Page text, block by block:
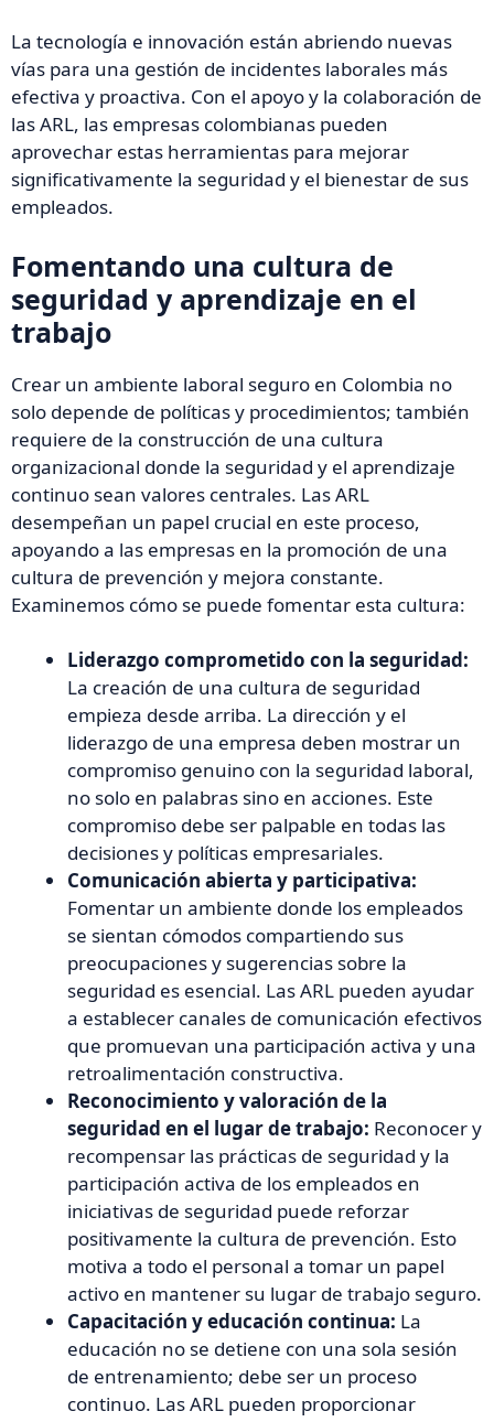
La tecnología e innovación están abriendo nuevas
vías para una gestión de incidentes laborales más
efectiva y proactiva. Con el apoyo y la colaboración de
las ARL, las empresas colombianas pueden
aprovechar estas herramientas para mejorar
significativamente la seguridad y el bienestar de sus
empleados.
Fomentando una cultura de
seguridad y aprendizaje en el
trabajo
Crear un ambiente laboral seguro en Colombia no
solo depende de políticas y procedimientos; también
requiere de la construcción de una cultura
organizacional donde la seguridad y el aprendizaje
continuo sean valores centrales. Las ARL
desempeñan un papel crucial en este proceso,
apoyando a las empresas en la promoción de una
cultura de prevención y mejora constante.
Examinemos cómo se puede fomentar esta cultura:
Liderazgo comprometido con la seguridad:
La creación de una cultura de seguridad
empieza desde arriba. La dirección y el
liderazgo de una empresa deben mostrar un
compromiso genuino con la seguridad laboral,
no solo en palabras sino en acciones. Este
compromiso debe ser palpable en todas las
decisiones y políticas empresariales.
Comunicación abierta y participativa:
Fomentar un ambiente donde los empleados
se sientan cómodos compartiendo sus
preocupaciones y sugerencias sobre la
seguridad es esencial. Las ARL pueden ayudar
a establecer canales de comunicación efectivos
que promuevan una participación activa y una
retroalimentación constructiva.
Reconocimiento y valoración de la
seguridad en el lugar de trabajo: Reconocer y
recompensar las prácticas de seguridad y la
participación activa de los empleados en
iniciativas de seguridad puede reforzar
positivamente la cultura de prevención. Esto
motiva a todo el personal a tomar un papel
activo en mantener su lugar de trabajo seguro.
Capacitación y educación continua: La
educación no se detiene con una sola sesión
de entrenamiento; debe ser un proceso
continuo. Las ARL pueden proporcionar